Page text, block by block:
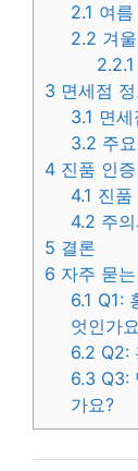
2.1 여름
2.2 겨
2.2.1
3 면세점
3.1 면
3.2 주
4 진품 인
4.1 진품
4.2 주
5 결론
6 자주 묻
6.1 Q1:
엇인가
6.2 Q2:
6.3 Q3:
가요?